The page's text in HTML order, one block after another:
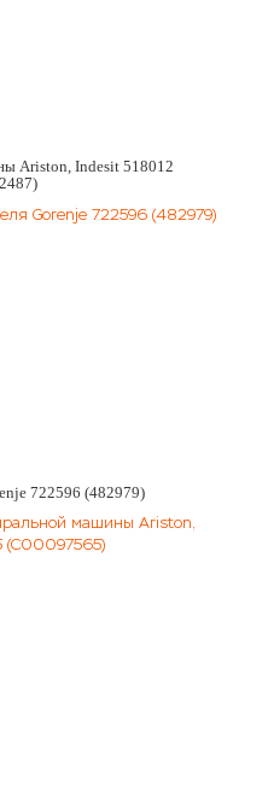
Ariston, Indesit 518012
722596 (482979)